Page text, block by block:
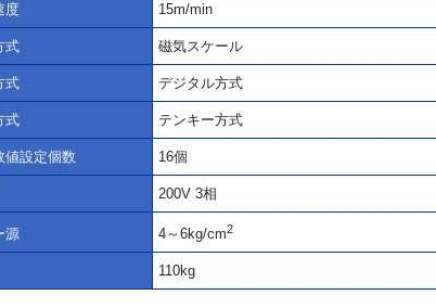
度 15m/min
式 磁気スケール
式 デジタル方式
式 テンキー方式
値設定個数 16個
200V 3相
源 4～6kg/cm2
110kg